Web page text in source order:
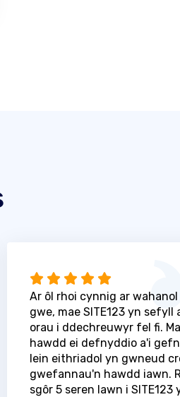
Ar ôl rhoi cynnig ar
gwe, mae SITE123 yn sefyll
orau i ddechreuwyr fel fi.
hawdd ei defnyddio a'i
lein eithriadol yn gwneud
gwefannau'n hawdd iawn.
sgôr 5 seren lawn i SITE123